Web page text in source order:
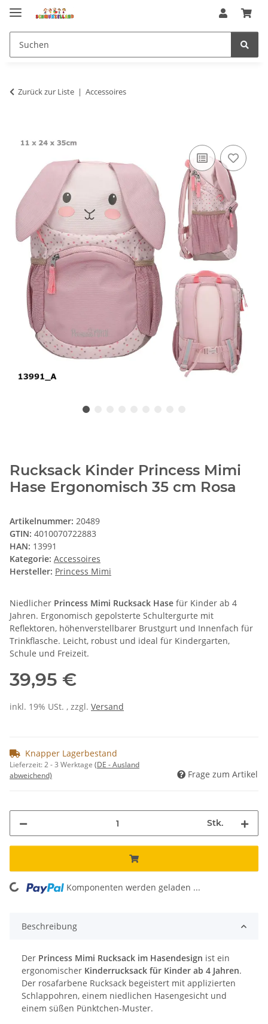
Zurück zur Liste Accessoires
Rucksack Kinder Princess Mimi
Hase Ergonomisch 35 cm Rosa
Artikelnummer: 20489
GTIN: 4010070722883
HAN: 13991
Kategorie: Accessoires
Hersteller: Princess Mimi
Niedlicher Princess Mimi Rucksack Hase für Kinder ab 4
Jahren. Ergonomisch gepolsterte Schultergurte mit
Reflektoren, höhenverstellbarer Brustgurt und Innenfach für
Trinkflasche. Leicht, robust und ideal für Kindergarten,
Schule und Freizeit.
39,95 €
inkl. 19% USt. , zzgl. Versand
Knapper Lagerbestand
Lieferzeit:2 - 3 Werktage (DE - Ausland
abweichend)
Frage zum Artikel
Stk.
Komponenten werden geladen ...
Beschreibung
Der Princess Mimi Rucksack im Hasendesign ist ein
ergonomischer Kinderrucksack für Kinder ab 4 Jahren.
Der rosafarbene Rucksack begeistert mit applizierten
Schlappohren, einem niedlichen Hasengesicht und
einem süßen Pünktchen-Muster.